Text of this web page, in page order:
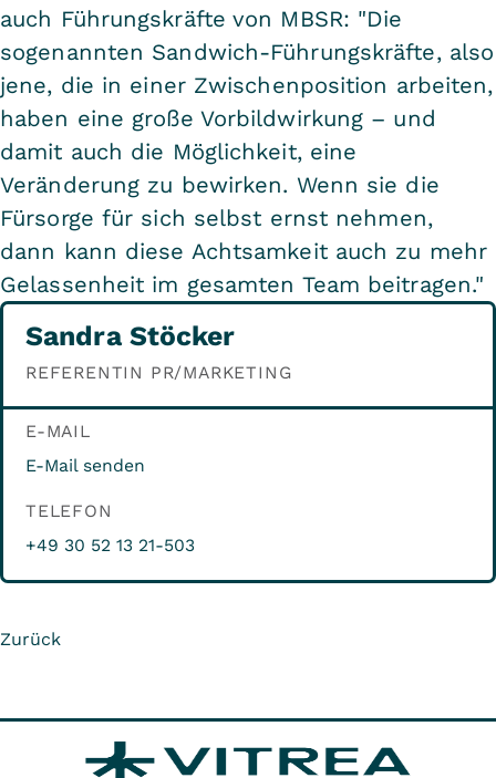
auch Führungskräfte von MBSR: "Die
sogenannten Sandwich-Führungskräfte, also
jene, die in einer Zwischenposition arbeiten,
haben eine große Vorbildwirkung – und
damit auch die Möglichkeit, eine
Veränderung zu bewirken. Wenn sie die
Fürsorge für sich selbst ernst nehmen,
dann kann diese Achtsamkeit auch zu mehr
Gelassenheit im gesamten Team beitragen."
Sandra Stöcker
REFERENTIN PR/MARKETING
E-MAIL
E-Mail senden
TELEFON
+49 30 52 13 21-503
Zurück